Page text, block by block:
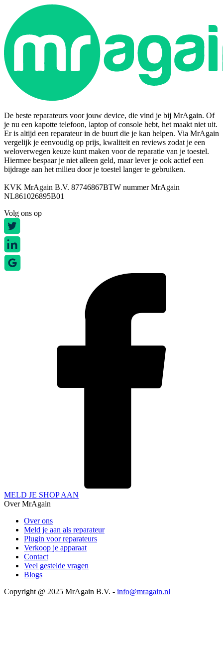
De beste reparateurs voor jouw device, die vind je bij MrAgain. Of
je nu een kapotte telefoon, laptop of console hebt, het maakt niet uit.
Er is altijd een reparateur in de buurt die je kan helpen. Via MrAgain
vergelijk je eenvoudig op prijs, kwaliteit en reviews zodat je een
weloverwegen keuze kunt maken voor de reparatie van je toestel.
Hiermee bespaar je niet alleen geld, maar lever je ook actief een
bijdrage aan het milieu door je toestel langer te gebruiken.
KVK MrAgain B.V. 87746867BTW nummer MrAgain
NL861026895B01
Volg ons op
MELD JE SHOP AAN
Over MrAgain
Over ons
Meld je aan als reparateur
Plugin voor reparateurs
Verkoop je apparaat
Contact
Veel gestelde vragen
Blogs
Copyright @ 2025 MrAgain B.V. - info@mragain.nl